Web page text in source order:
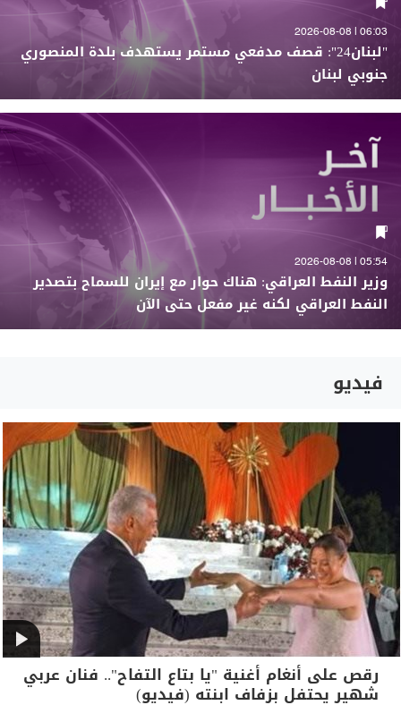
06:03 | 2026-08-08
"لبنان24": قصف مدفعي مستمر يستهدف بلدة المنصوري
جنوبي لبنان
05:54 | 2026-08-08
وزير النفط العراقي: هناك حوار مع إيران للسماح بتصدير
النفط العراقي لكنه غير مفعل حتى الآن
فيديو
رقص على أنغام أغنية "يا بتاع التفاح".. فنان عربي
شهير يحتفل بزفاف ابنته (فيديو)